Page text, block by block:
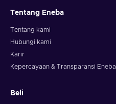
Tentang Eneba
Tentang kami
Hubungi kami
Karir
Kepercayaan & Transparansi Eneba
Beli